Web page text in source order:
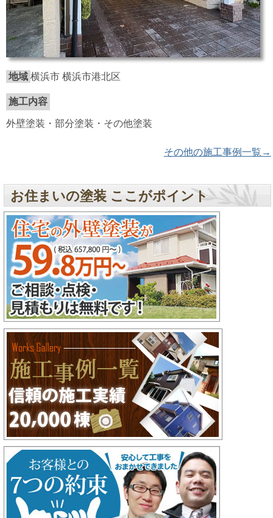
地域 横浜市 横浜市港北区
施工内容
外壁塗装・部分塗装・その他塗装
その他の施工事例一覧→
お住まいの塗装 ここがポイント